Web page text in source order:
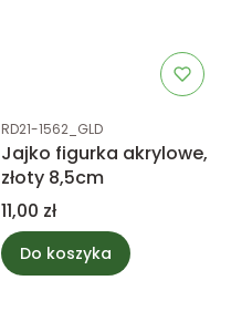
Kod produktu
RD21-1562_GLD
Jajko figurka akrylowe,
złoty 8,5cm
Cena
11,00 zł
Do koszyka